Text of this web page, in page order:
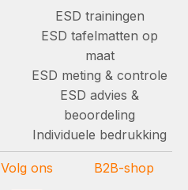
ESD trainingen
ESD tafelmatten op
maat
ESD meting & controle
ESD advies &
beoordeling
Individuele bedrukking
Volg ons
B2B-shop